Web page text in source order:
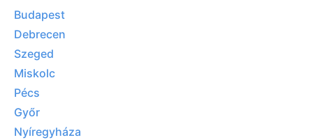
Budapest
Debrecen
Szeged
Miskolc
Pécs
Győr
Nyíregyháza